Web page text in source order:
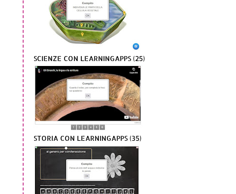
SCIENZE CON LEARNINGAPPS (25)
STORIA CON LEARNINGAPPS (35)